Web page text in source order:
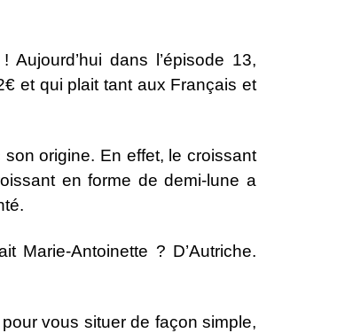
dans l’épisode 13,
et qui plait tant aux Français et
origine. En effet, le croissant
en forme de demi-lune a
Marie-Antoinette ? D’Autriche.
vous situer de façon simple,